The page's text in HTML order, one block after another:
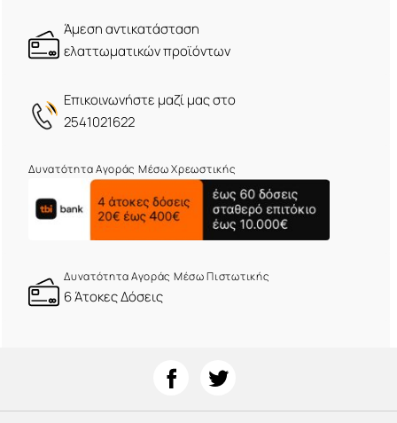
Άμεση αντικατάσταση
ελαττωματικών προϊόντων
Eπικοινωνήστε μαζί μας στο
2541021622
Δυνατότητα Αγοράς Μέσω Χρεωστικής
Δυνατότητα Αγοράς Μέσω Πιστωτικής
6 Άτοκες Δόσεις